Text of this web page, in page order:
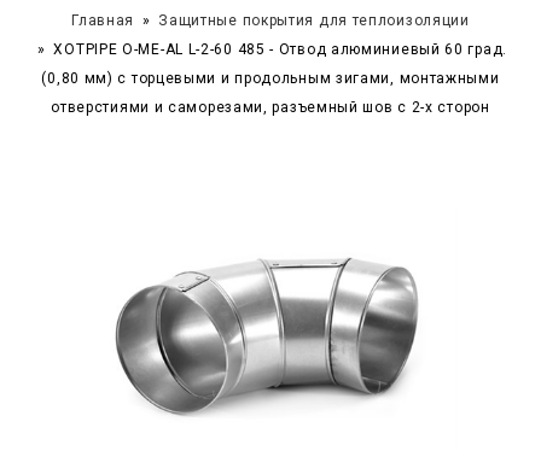
Главная
Защитные покрытия для теплоизоляции
XOTPIPE O-ME-AL L-2-60 485 - Отвод алюминиевый 60 град.
(0,80 мм) с торцевыми и продольным зигами, монтажными
отверстиями и саморезами, разъемный шов с 2-х сторон